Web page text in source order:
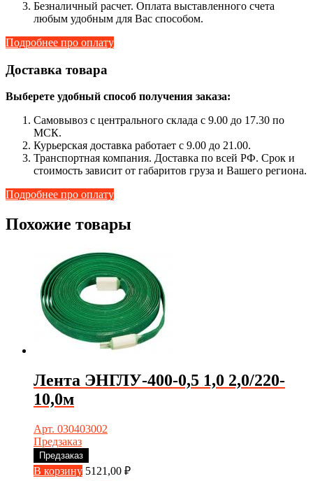
Безналичный расчет. Оплата выставленного счета
любым удобным для Вас способом.
Подробнее про оплату
Доставка товара
Выберете удобный способ получения заказа:
Самовывоз с центрального склада с 9.00 до 17.30 по
МСК.
Курьерская доставка работает с 9.00 до 21.00.
Транспортная компания. Доставка по всей РФ. Срок и
стоимость зависит от габаритов груза и Вашего региона.
Подробнее про оплату
Похожие товары
Лента ЭНГЛУ-400-0,5 1,0 2,0/220-
10,0м
Арт. 030403002
Предзаказ
Предзаказ
В корзину 5121,00 ₽